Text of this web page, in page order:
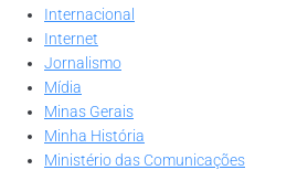
Internacional
Internet
Jornalismo
Mídia
Minas Gerais
Minha História
Ministério das Comunicações